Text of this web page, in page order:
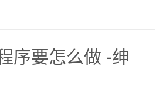
序要怎么做 -绅